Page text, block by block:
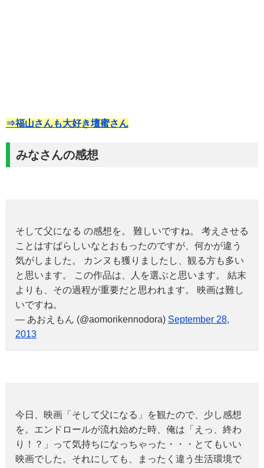
⇒福山さんも大好き壇蜜さん
みなさんの感想
そして父になる の感想を。 難しいですね。 考えさせる
ことはすばらしいなとおもったのですが、何かが違う
気がしました。 カンヌも獲りましたし、観る方も多い
と思います。 この作品は、人を選ぶと思います。 結末
よりも、その過程が重要だと思われます。 映画は難し
いですね。
— あおえもん (@aomorikennodora) September 28,
2013
今日、映画「そして父になる」を観たので、少し感想
を。エンドロールが流れ始めた時、俺は「えっ、終わ
り！？」って気持ちになっちゃった・・・とてもいい
映画でした。それにしても、まったく違う生活環境で